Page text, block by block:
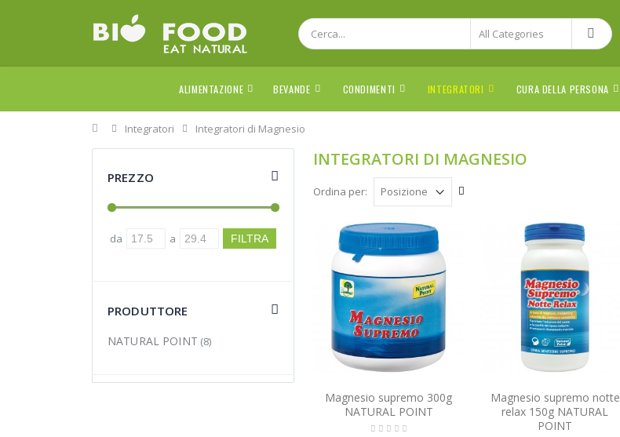
ALIMENTAZIONE BEVANDE CONDIMENTI INTEGRATORI CURA DELLA PERSONA
Home
Integratori Integratori di Magnesio
INTEGRATORI DI MAGNESIO
Ordina per:
Magnesio supremo 300g
NATURAL POINT
Magnesio supremo notte
relax 150g NATURAL
POINT
PREZZO
da a
PRODUTTORE
NATURAL POINT (8)